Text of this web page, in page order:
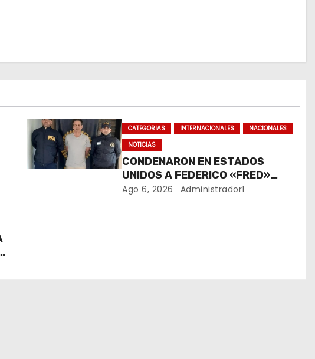
CATEGORIAS INTERNACIONALES
NACIONALES
NOTICIAS
CONDENARON EN ESTADOS
UNIDOS A FEDERICO «FRED»
MACHADO POR LAVADO DE
Ago 6, 2026 Administrador1